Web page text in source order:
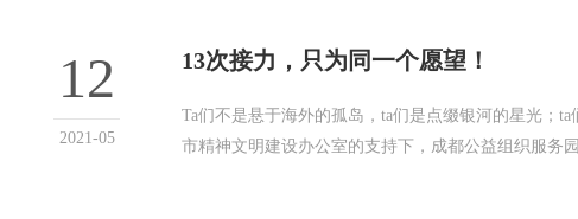
12
2021-05
13次接力，只为同一个愿望！
Ta们不是悬于海外的孤岛，ta们是点缀银河的星光；
市精神文明建设办公室的支持下，成都公益组织服务